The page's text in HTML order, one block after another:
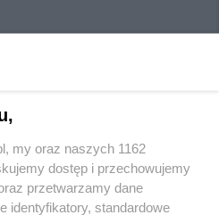
my oraz naszych 1162
dostęp i przechowujemy
przetwarzamy dane
identyfikatory, standardowe